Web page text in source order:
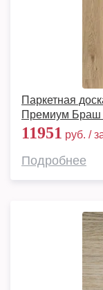
Паркетная
Премиум Браш
11951 руб. /
Подробнее